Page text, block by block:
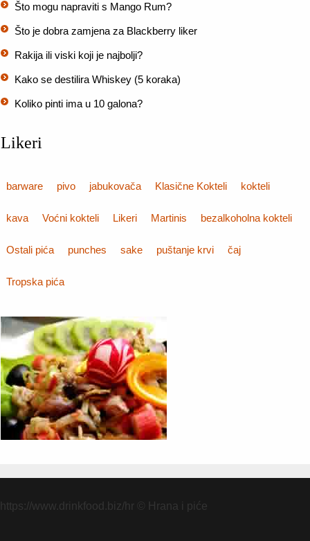
Što mogu napraviti s Mango Rum?
Što je dobra zamjena za Blackberry liker
Rakija ili viski koji je najbolji?
Kako se destilira Whiskey (5 koraka)
Koliko pinti ima u 10 galona?
Likeri
barware pivo jabukovača Klasične Kokteli kokteli
kava Voćni kokteli Likeri Martinis bezalkoholna kokteli
Ostali pića punches sake puštanje krvi čaj
Tropska pića
https://www.drinkfood.biz/hr © Hrana i piće